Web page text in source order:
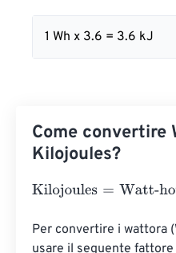
1 Wh x 3.6 = 3.6 kJ
Come convertire
Kilojoules?
Kilojoules=Watt-hours×
Per convertire i wattora
usare il seguente fattore